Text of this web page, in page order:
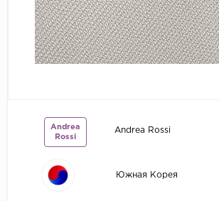
Andrea
Rossi
Andrea Rossi
Южная Корея